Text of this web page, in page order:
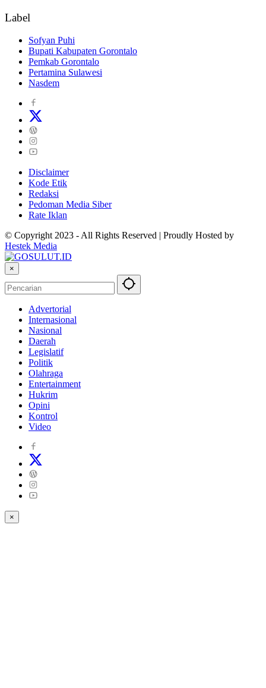
Label
Sofyan Puhi
Bupati Kabupaten Gorontalo
Pemkab Gorontalo
Pertamina Sulawesi
Nasdem
Disclaimer
Kode Etik
Redaksi
Pedoman Media Siber
Rate Iklan
© Copyright 2023 - All Rights Reserved | Proudly Hosted by
Hestek Media
×
Advertorial
Internasional
Nasional
Daerah
Legislatif
Politik
Olahraga
Entertainment
Hukrim
Opini
Kontrol
Video
×